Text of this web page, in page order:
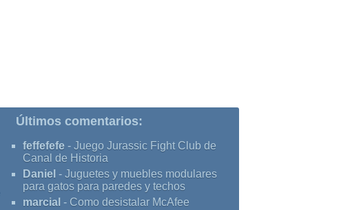
Últimos comentarios:
feffefefe - Juego Jurassic Fight Club de
Canal de Historia
Daniel - Juguetes y muebles modulares
para gatos para paredes y techos
marcial - Como desistalar McAfee